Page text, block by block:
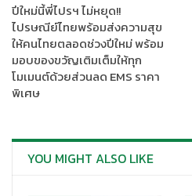
ทางด้านนายสุเทพ พันธุ์เพ็ง กรรมก
รถไฟฟ้า ร.ฟ.ท. จำกัดหรือผู้ให้บริการ
เปิดเผยว่า ในช่วงส่งท้ายปีเก่าต้อนรั
เดินทางของประชาชนในช่วงเทศกา
สามารถเชื่อมต่อกับระบบขนส่งอื่นๆไ
ปีใหม่นี้พี่ไปรฯ ไม่หยุด!!
ไปรษณีย์ไทยพร้อมส่งความสุข
ให้คนไทยตลอดช่วงปีใหม่ พร้อม
มอบของขวัญเติมเต็มให้ทุก
โมเมนต์ด้วยส่วนลด EMS ราคา
พิเศษ
YOU MIGHT ALSO LIKE